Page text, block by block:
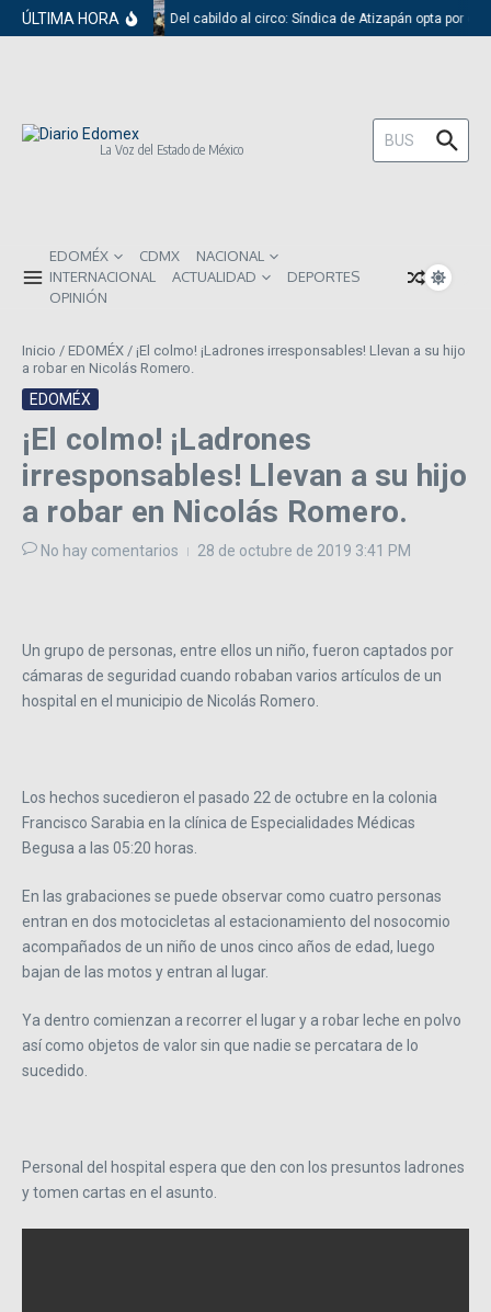
Saltar al contenido
ÚLTIMA HORA Del cabildo al circo: Síndica de Atizapán opta por el
La Voz del Estado de México
Buscar:
EDOMÉX CDMX
NACIONAL
INTERNACIONAL
ACTUALIDAD
DEPORTES
OPINIÓN
Inicio / EDOMÉX / ¡El colmo! ¡Ladrones irresponsables! Llevan a su hijo
a robar en Nicolás Romero.
EDOMÉX
¡El colmo! ¡Ladrones
irresponsables! Llevan a su hijo
a robar en Nicolás Romero.
No hay comentarios 28 de octubre de 2019 3:41 PM
Un grupo de personas, entre ellos un niño, fueron captados por
cámaras de seguridad cuando robaban varios artículos de un
hospital en el municipio de Nicolás Romero.
Los hechos sucedieron el pasado 22 de octubre en la colonia
Francisco Sarabia en la clínica de Especialidades Médicas
Begusa a las 05:20 horas.
En las grabaciones se puede observar como cuatro personas
entran en dos motocicletas al estacionamiento del nosocomio
acompañados de un niño de unos cinco años de edad, luego
bajan de las motos y entran al lugar.
Ya dentro comienzan a recorrer el lugar y a robar leche en polvo
así como objetos de valor sin que nadie se percatara de lo
sucedido.
Personal del hospital espera que den con los presuntos ladrones
y tomen cartas en el asunto.